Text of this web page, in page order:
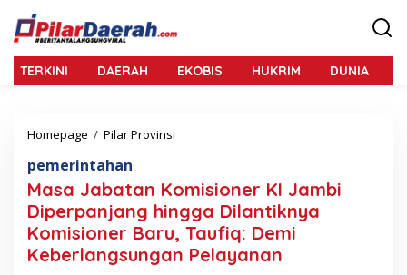
TERKINI DAERAH EKOBIS HUKRIM DUNIA
Homepage / Pilar Provinsi
a
J
a
a
t
pemerintahan
Masa Jabatan Komisioner KI Jambi
Diperpanjang hingga Dilantiknya
Komisioner Baru, Taufiq: Demi
Keberlangsungan Pelayanan